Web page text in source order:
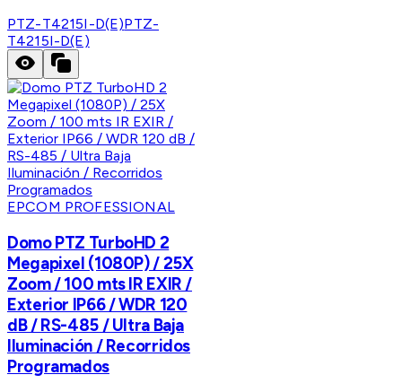
PTZ-T4215I-D(E)PTZ-
T4215I-D(E)
EPCOM PROFESSIONAL
Domo PTZ TurboHD 2
Megapixel (1080P) / 25X
Zoom / 100 mts IR EXIR /
Exterior IP66 / WDR 120
dB / RS-485 / Ultra Baja
Iluminación / Recorridos
Programados